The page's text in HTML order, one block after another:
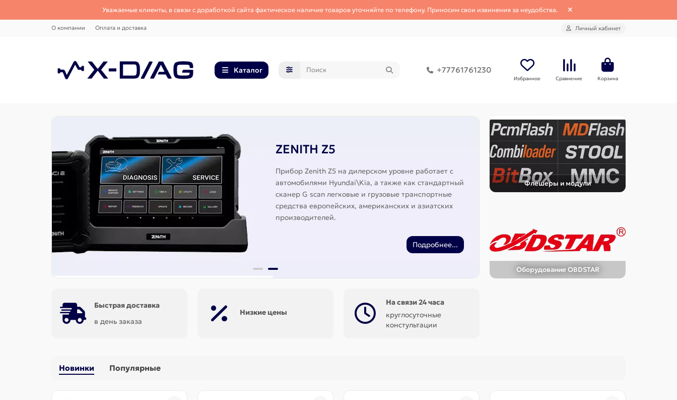
Уважаемые клиенты, в связи с доработкой сайта фактическое наличие товаров уточняйте по телефону. Приносим свои извинения за неудобства.
О компании Оплата и доставка Личный кабинет
Каталог +77761761230
Избранное Сравнение Корзина
ZENITH Z5
Прибор Zenith Z5 на дилерском уровне работает с
автомобилями Hyundai\Kia, а также как стандартный
сканер G scan легковые и грузовые транспортные
средства европейских, американских и азиатских
производителей.
Подробнее...
Быстрая доставка
в день заказа
Низкие цены
На связи 24 часа
круглосуточные
констультации
Флешеры и модули
Оборудование OBDSTAR
Новинки Популярные